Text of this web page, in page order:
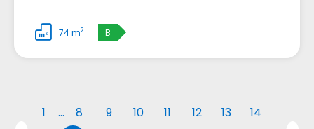
74 m2 B
1 … 8 9 10 11 12 13
14